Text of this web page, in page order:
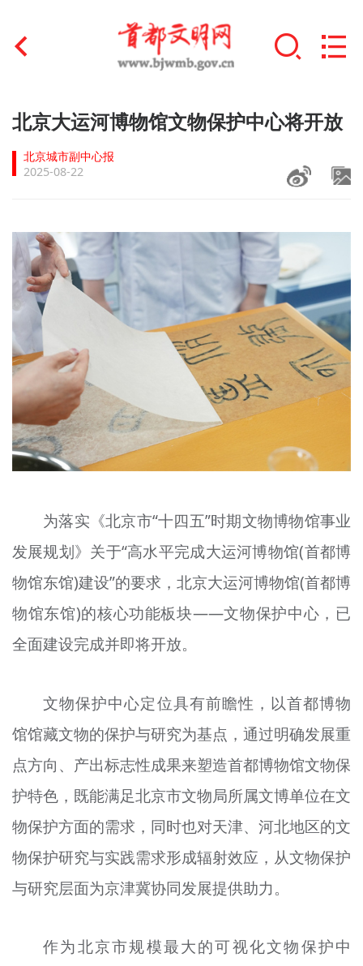
首页
文明创建
文明培育
+
未成年人思想道德建设
榜样人物
+
身边好人
文明评论
北京宣传文化引导基金
宣传思想文化人才
+
北京大运河博物馆文物保护中心将开放
北京城市副中心报
2025-08-22
为落实《北京市“十四五”时期文物博物馆事业
发展规划》关于“高水平完成大运河博物馆(首都博
物馆东馆)建设”的要求，北京大运河博物馆(首都博
物馆东馆)的核心功能板块——文物保护中心，已
全面建设完成并即将开放。
文物保护中心定位具有前瞻性，以首都博物
馆馆藏文物的保护与研究为基点，通过明确发展重
点方向、产出标志性成果来塑造首都博物馆文物保
护特色，既能满足北京市文物局所属文博单位在文
物保护方面的需求，同时也对天津、河北地区的文
物保护研究与实践需求形成辐射效应，从文物保护
与研究层面为京津冀协同发展提供助力。
作为北京市规模最大的可视化文物保护中